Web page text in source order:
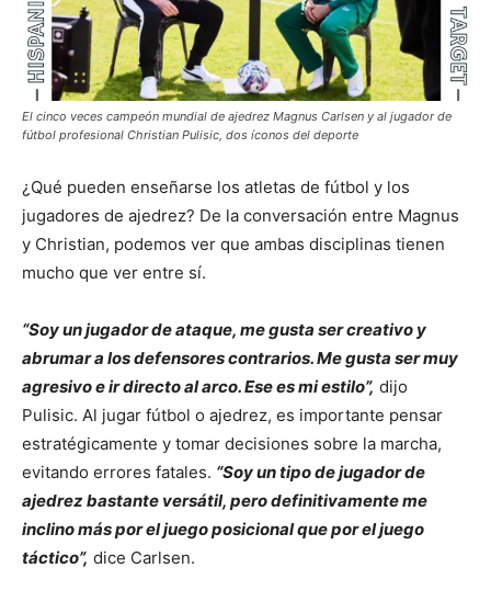
El cinco veces campeón mundial de ajedrez Magnus Carlsen y al jugador de
fútbol profesional Christian Pulisic, dos íconos del deporte
¿Qué pueden enseñarse los atletas de fútbol y los
jugadores de ajedrez? De la conversación entre Magnus
y Christian, podemos ver que ambas disciplinas tienen
mucho que ver entre sí.
“Soy un jugador de ataque, me gusta ser creativo y
abrumar a los defensores contrarios. Me gusta ser muy
agresivo e ir directo al arco. Ese es mi estilo”, dijo
Pulisic. Al jugar fútbol o ajedrez, es importante pensar
estratégicamente y tomar decisiones sobre la marcha,
evitando errores fatales. “Soy un tipo de jugador de
ajedrez bastante versátil, pero definitivamente me
inclino más por el juego posicional que por el juego
táctico”, dice Carlsen.